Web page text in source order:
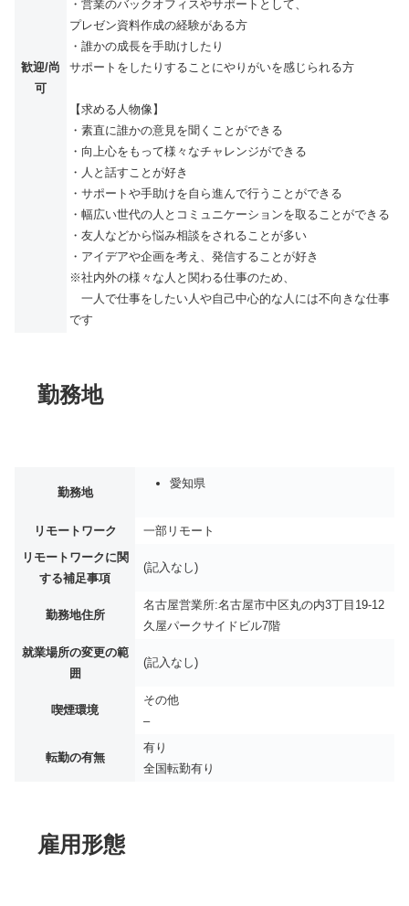
歓迎/尚
可
・営業のバックオフィスやサポートとして、
プレゼン資料作成の経験がある方
・誰かの成長を手助けしたり
サポートをしたりすることにやりがいを感じられる方
【求める人物像】
・素直に誰かの意見を聞くことができる
・向上心をもって様々なチャレンジができる
・人と話すことが好き
・サポートや手助けを自ら進んで行うことができる
・幅広い世代の人とコミュニケーションを取ることができる
・友人などから悩み相談をされることが多い
・アイデアや企画を考え、発信することが好き
※社内外の様々な人と関わる仕事のため、
一人で仕事をしたい人や自己中心的な人には不向きな仕事
です
勤務地
勤務地
愛知県
リモートワーク
一部リモート
リモートワークに関
する補足事項
(記入なし)
勤務地住所
名古屋営業所:名古屋市中区丸の内3丁目19-12
久屋パークサイドビル7階
就業場所の変更の範
囲
(記入なし)
喫煙環境
その他
–
転勤の有無
有り
全国転勤有り
雇用形態